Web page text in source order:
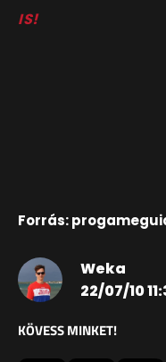
IS!
Forrás:
Weka
22/07/10
KÖVESS MINKET!